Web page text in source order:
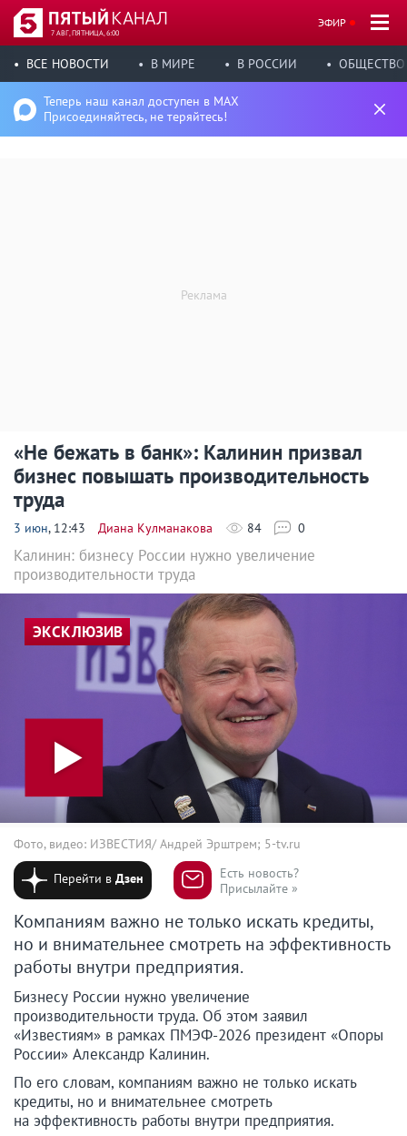
7 АВГ, ПЯТНИЦА, 6:00
ЭФИР
ВСЕ НОВОСТИ В МИРЕ В РОССИИ ОБЩЕСТВО
Теперь наш канал доступен в MAX
Присоединяйтесь, не теряйтесь!
«Не бежать в банк»: Калинин призвал
бизнес повышать производительность
труда
3 июн, 12:43 Диана Кулманакова 84 0
Калинин: бизнесу России нужно увеличение
производительности труда
ЭКСКЛЮЗИВ
Фото, видео: ИЗВЕСТИЯ/ Андрей Эрштрем; 5-tv.ru
Перейти вДзен
Есть новость?
Присылайте »
Компаниям важно не только искать кредиты,
но и внимательнее смотреть на эффективность
работы внутри предприятия.
Бизнесу России нужно увеличение
производительности труда. Об этом заявил
«Известиям» в рамках ПМЭФ-2026 президент «Опоры
России» Александр Калинин.
По его словам, компаниям важно не только искать
кредиты, но и внимательнее смотреть
на эффективность работы внутри предприятия.